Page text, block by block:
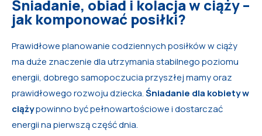
Śniadanie, obiad i kolacja w ciąży –
jak komponować posiłki?
Prawidłowe planowanie codziennych posiłków w ciąży
ma duże znaczenie dla utrzymania stabilnego poziomu
energii, dobrego samopoczucia przyszłej mamy oraz
prawidłowego rozwoju dziecka.Śniadanie dla kobiety w
ciążypowinno być pełnowartościowe i dostarczać
energii na pierwszą część dnia.